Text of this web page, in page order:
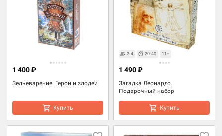
Зельеварение. Герои и злодеи
1 400 ₽
Купить
2-4 20-40 11+
Загадка Леонардо.
Подарочный набор
1 490 ₽
Купить